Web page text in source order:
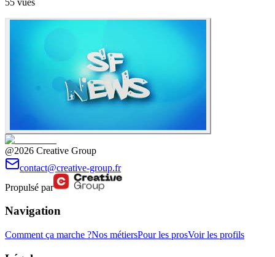
@2026 Creative Group
contact@creative-group.fr
Propulsé par
Navigation
Comment ça marche ?Nos métiersPour les prosVoir les profils